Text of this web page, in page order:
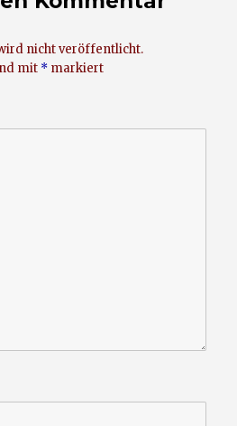
nicht veröffentlicht.
mit * markiert